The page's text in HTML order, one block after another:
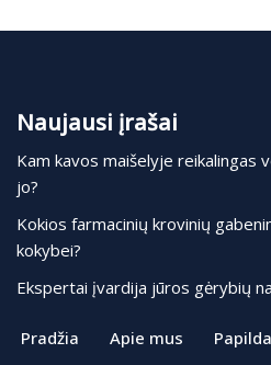
Naujausi įrašai
Kam kavos maišelyje reikalingas
jo?
Kokios farmacinių krovinių
kokybei?
Ekspertai įvardija jūros gėrybių
Pradžia Apie mus